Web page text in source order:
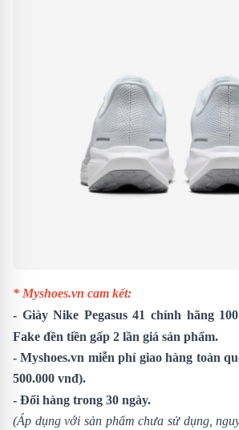
* Myshoes.vn cam kết:
- GiàyNike Pegasus 41 chính hãng
Fake đền tiền gấp 2 lần giá sản phẩm.
- Myshoes.vn miễn phí giao hàng toàn
500.000 vnđ).
- Đổi hàng trong 30 ngày.
(Áp dụng với sản phẩm chưa sử dụng,